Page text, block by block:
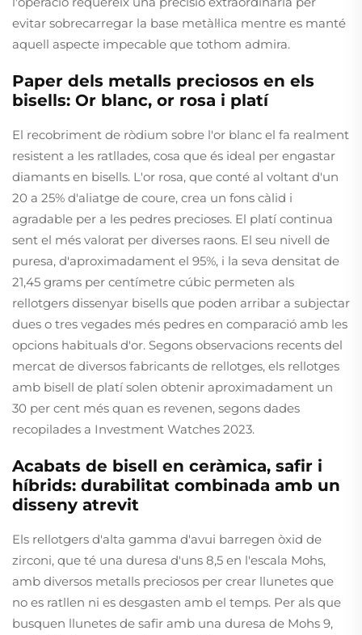
evitar sobrecarregar la base metàl·lica mentre es manté
aquell aspecte impecable que tothom admira.
Paper dels metalls preciosos en els
bisells: Or blanc, or rosa i platí
El recobriment de ròdium sobre l'or blanc el fa realment
resistent a les ratllades, cosa que és ideal per engastar
diamants en bisells. L'or rosa, que conté al voltant d'un
20 a 25% d'aliatge de coure, crea un fons càlid i
agradable per a les pedres precioses. El platí continua
sent el més valorat per diverses raons. El seu nivell de
puresa, d'aproximadament el 95%, i la seva densitat de
21,45 grams per centímetre cúbic permeten als
rellotgers dissenyar bisells que poden arribar a subjectar
dues o tres vegades més pedres en comparació amb les
opcions habituals d'or. Segons observacions recents del
mercat de diversos fabricants de rellotges, els rellotges
amb bisell de platí solen obtenir aproximadament un
30 per cent més quan es revenen, segons dades
recopilades a Investment Watches 2023.
Acabats de bisell en ceràmica, safir i
híbrids: durabilitat combinada amb un
disseny atrevit
Els rellotgers d'alta gamma d'avui barregen òxid de
zirconi, que té una duresa d'uns 8,5 en l'escala Mohs,
amb diversos metalls preciosos per crear llunetes que
no es ratllen ni es desgasten amb el temps. Per als que
busquen llunetes de safir amb una duresa de Mohs 9,